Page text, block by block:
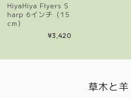
HiyaHiya Flyers S
harp 6インチ（15
cm）
¥3,420
草木と羊